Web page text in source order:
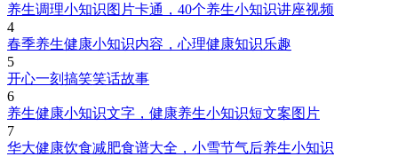
养生调理小知识图片卡通，40个养生小知识讲座视频
4
春季养生健康小知识内容，心理健康知识乐趣
5
开心一刻搞笑笑话故事
6
养生健康小知识文字，健康养生小知识短文案图片
7
华大健康饮食减肥食谱大全，小雪节气后养生小知识